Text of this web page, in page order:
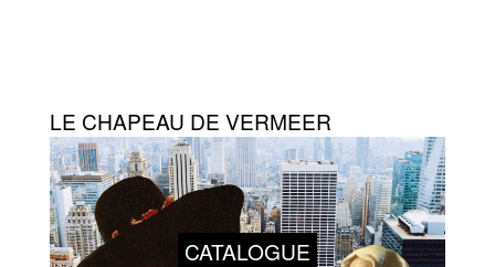
LE CHAPEAU DE VERMEER
CATALOGUE